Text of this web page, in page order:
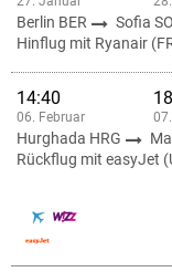
Berlin BER Sofia
Hinflug mit Ryanair
14:40
06. Februar
Hurghada HRG
Rückflug mit easyJet